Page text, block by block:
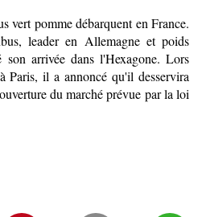
vert pomme débarquent en France.
leader en Allemagne et poids
arrivée dans l'Hexagone. Lors
Paris, il a annoncé qu'il desservira
du marché prévue par la loi